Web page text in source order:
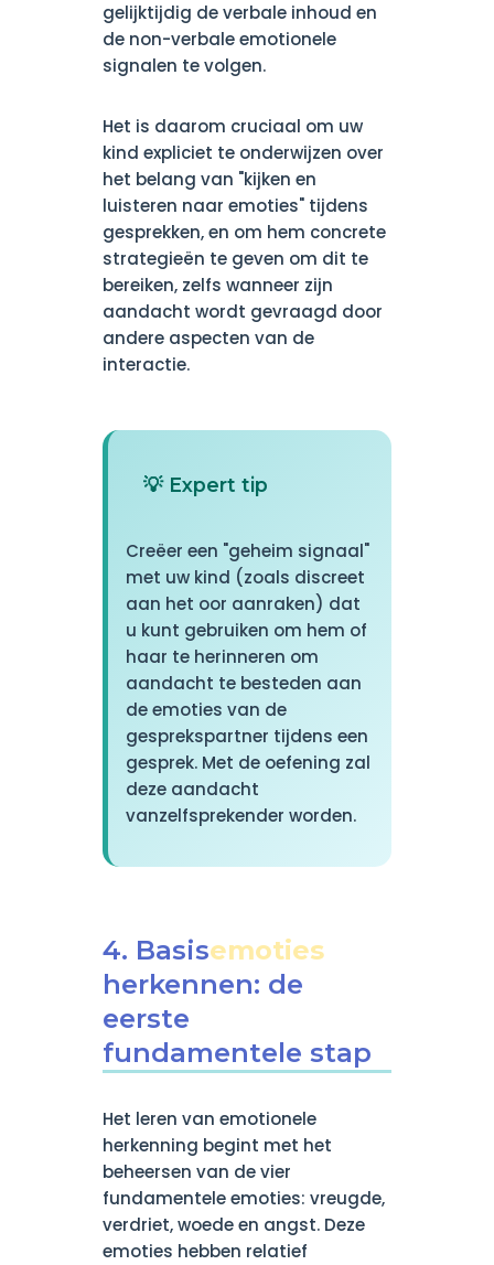
gelijktijdig de verbale inhoud en
de non-verbale emotionele
signalen te volgen.
Het is daarom cruciaal om uw
kind expliciet te onderwijzen over
het belang van "kijken en
luisteren naar emoties" tijdens
gesprekken, en om hem concrete
strategieën te geven om dit te
bereiken, zelfs wanneer zijn
aandacht wordt gevraagd door
andere aspecten van de
interactie.
💡 Expert tip
Creëer een "geheim signaal"
met uw kind (zoals discreet
aan het oor aanraken) dat
u kunt gebruiken om hem of
haar te herinneren om
aandacht te besteden aan
de emoties van de
gesprekspartner tijdens een
gesprek. Met de oefening zal
deze aandacht
vanzelfsprekender worden.
4. Basisemoties
herkennen: de
eerste
fundamentele stap
Het leren van emotionele
herkenning begint met het
beheersen van de vier
fundamentele emoties: vreugde,
verdriet, woede en angst. Deze
emoties hebben relatief